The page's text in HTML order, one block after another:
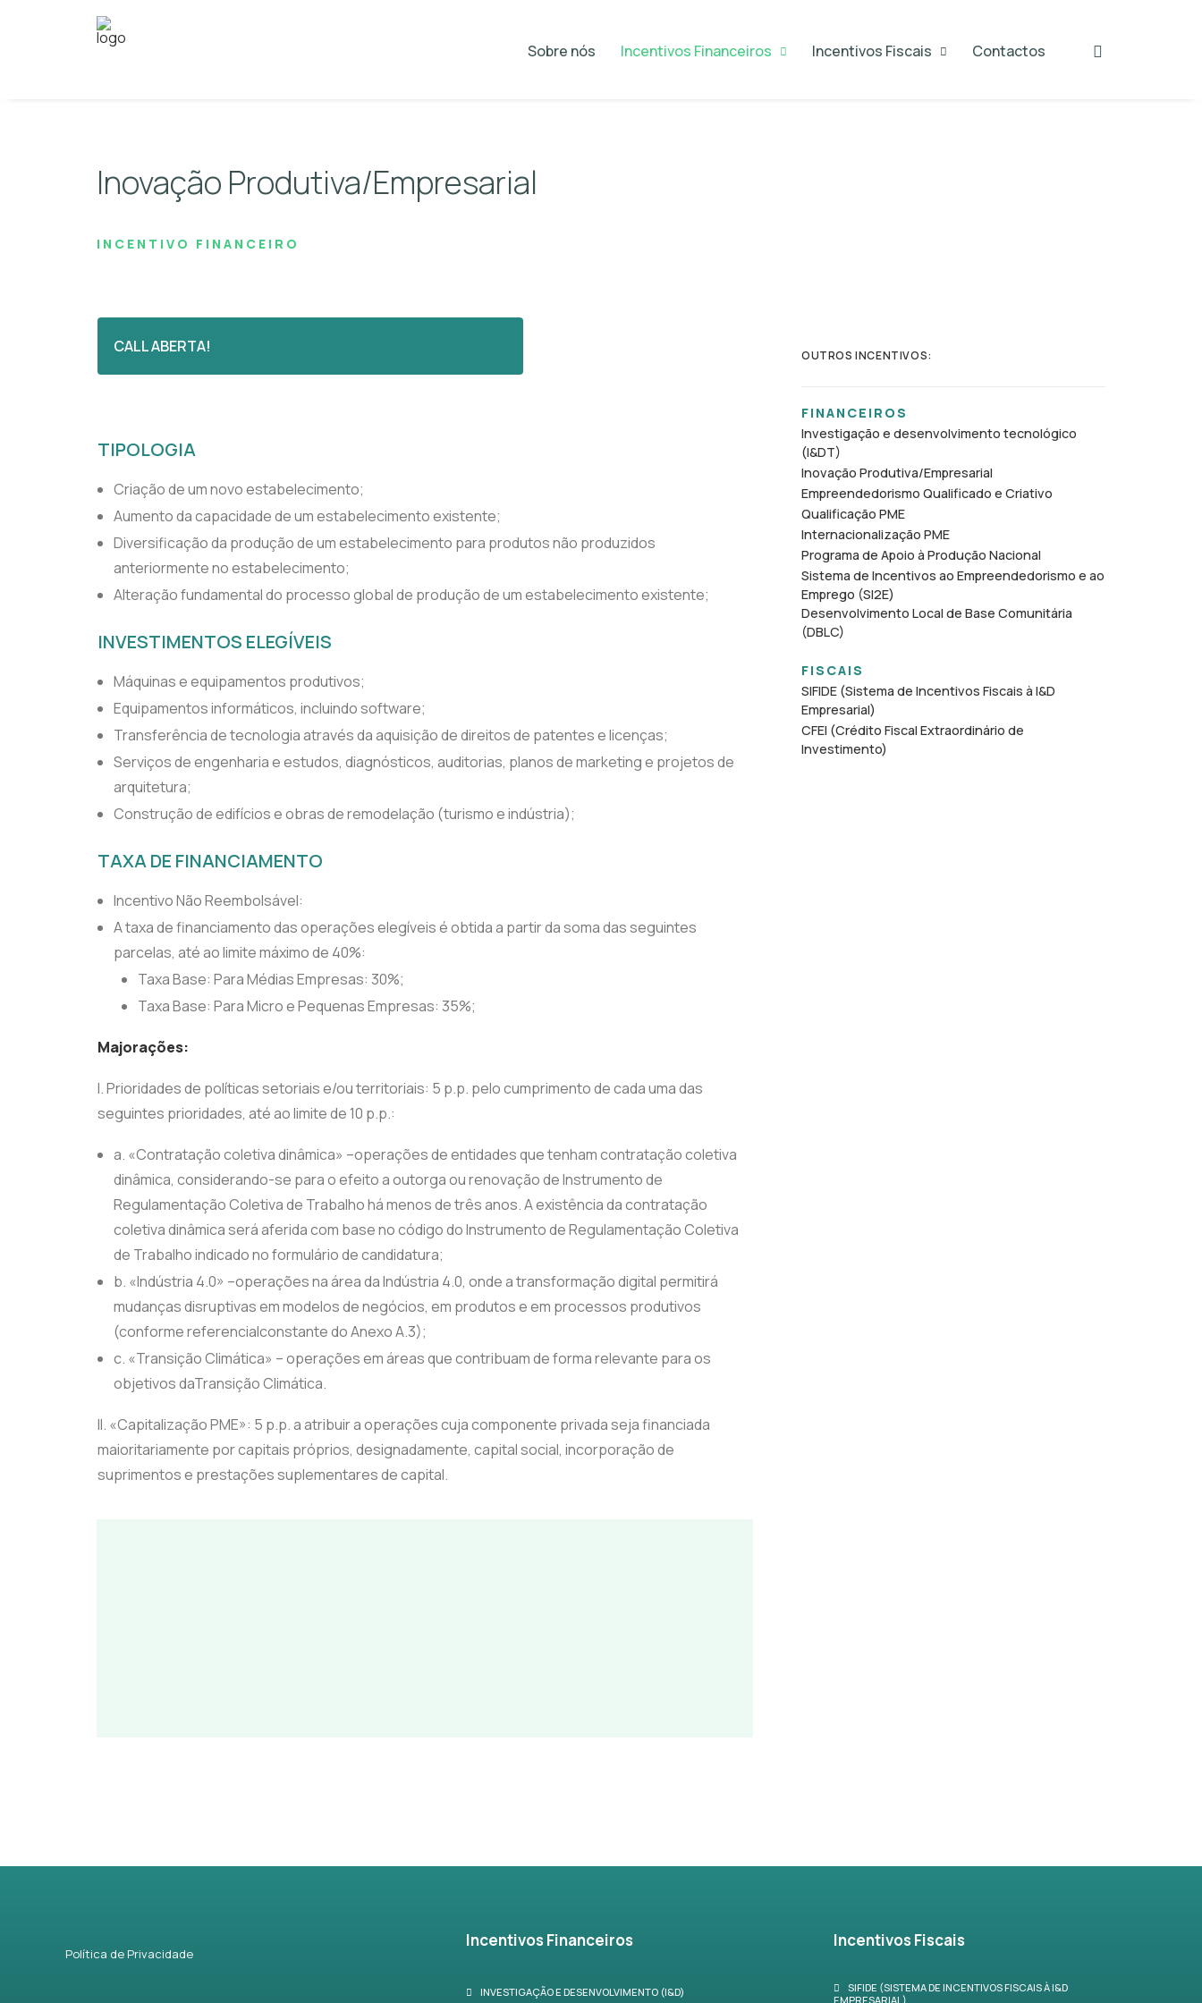
Sobre nós Incentivos Financeiros Incentivos Fiscais Contactos
Inovação Produtiva/Empresarial
INCENTIVO FINANCEIRO
CALL ABERTA!
TIPOLOGIA
Criação de um novo estabelecimento;
Aumento da capacidade de um estabelecimento existente;
Diversificação da produção de um estabelecimento para produtos não produzidos
anteriormente no estabelecimento;
Alteração fundamental do processo global de produção de um estabelecimento existente;
INVESTIMENTOS ELEGÍVEIS
Máquinas e equipamentos produtivos;
Equipamentos informáticos, incluindo software;
Transferência de tecnologia através da aquisição de direitos de patentes e licenças;
Serviços de engenharia e estudos, diagnósticos, auditorias, planos de marketing e projetos de
arquitetura;
Construção de edifícios e obras de remodelação (turismo e indústria);
TAXA DE FINANCIAMENTO
Incentivo Não Reembolsável:
A taxa de financiamento das operações elegíveis é obtida a partir da soma das seguintes
parcelas, até ao limite máximo de 40%:
Taxa Base: Para Médias Empresas: 30%;
Taxa Base: Para Micro e Pequenas Empresas: 35%;
Majorações:
I. Prioridades de políticas setoriais e/ou territoriais: 5 p.p. pelo cumprimento de cada uma das
seguintes prioridades, até ao limite de 10 p.p.:
a. «Contratação coletiva dinâmica» –operações de entidades que tenham contratação coletiva
dinâmica, considerando-se para o efeito a outorga ou renovação de Instrumento de
Regulamentação Coletiva de Trabalho há menos de três anos. A existência da contratação
coletiva dinâmica será aferida com base no código do Instrumento de Regulamentação Coletiva
de Trabalho indicado no formulário de candidatura;
b. «Indústria 4.0» –operações na área da Indústria 4.0, onde a transformação digital permitirá
mudanças disruptivas em modelos de negócios, em produtos e em processos produtivos
(conforme referencialconstante do Anexo A.3);
c. «Transição Climática» – operações em áreas que contribuam de forma relevante para os
objetivos daTransição Climática.
II. «Capitalização PME»: 5 p.p. a atribuir a operações cuja componente privada seja financiada
maioritariamente por capitais próprios, designadamente, capital social, incorporação de
suprimentos e prestações suplementares de capital.
OUTROS INCENTIVOS:
FINANCEIROS
Investigação e desenvolvimento tecnológico
(I&DT)
Inovação Produtiva/Empresarial
Empreendedorismo Qualificado e Criativo
Qualificação PME
Internacionalização PME
Programa de Apoio à Produção Nacional
Sistema de Incentivos ao Empreendedorismo e ao
Emprego (SI2E)
Desenvolvimento Local de Base Comunitária
(DBLC)
FISCAIS
SIFIDE (Sistema de Incentivos Fiscais à I&D
Empresarial)
CFEI (Crédito Fiscal Extraordinário de
Investimento)
Política de Privacidade
Incentivos Financeiros
INVESTIGAÇÃO E DESENVOLVIMENTO (I&D)
Incentivos Fiscais
SIFIDE (SISTEMA DE INCENTIVOS FISCAIS À I&D
EMPRESARIAL)